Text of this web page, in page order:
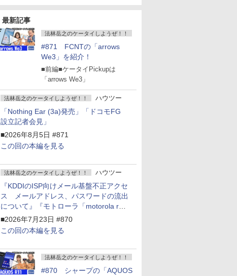
最新記事
法林岳之のケータイしようぜ！！
#871 FCNTの「arrows
We3」を紹介！
■前編■ケータイPickupは
「arrows We3」
法林岳之のケータイしようぜ！！ ハウツー
「Nothing Ear (3a)発売」「ドコモFG
設立記者会見」
■2026年8月5日 #871
この回の本編を見る
法林岳之のケータイしようぜ！！ ハウツー
『KDDIのISP向けメール基盤不正アクセ
ス メールアドレス、パスワードの流出
について』『モトローラ「motorola razr
fold」発表』『サムスン「Galaxy
Unpacked」開催』
■2026年7月23日 #870
この回の本編を見る
法林岳之のケータイしようぜ！！
#870 シャープの「AQUOS